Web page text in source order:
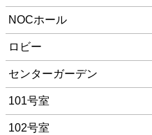
NOCホール
ロビー
センターガーデン
101号室
102号室